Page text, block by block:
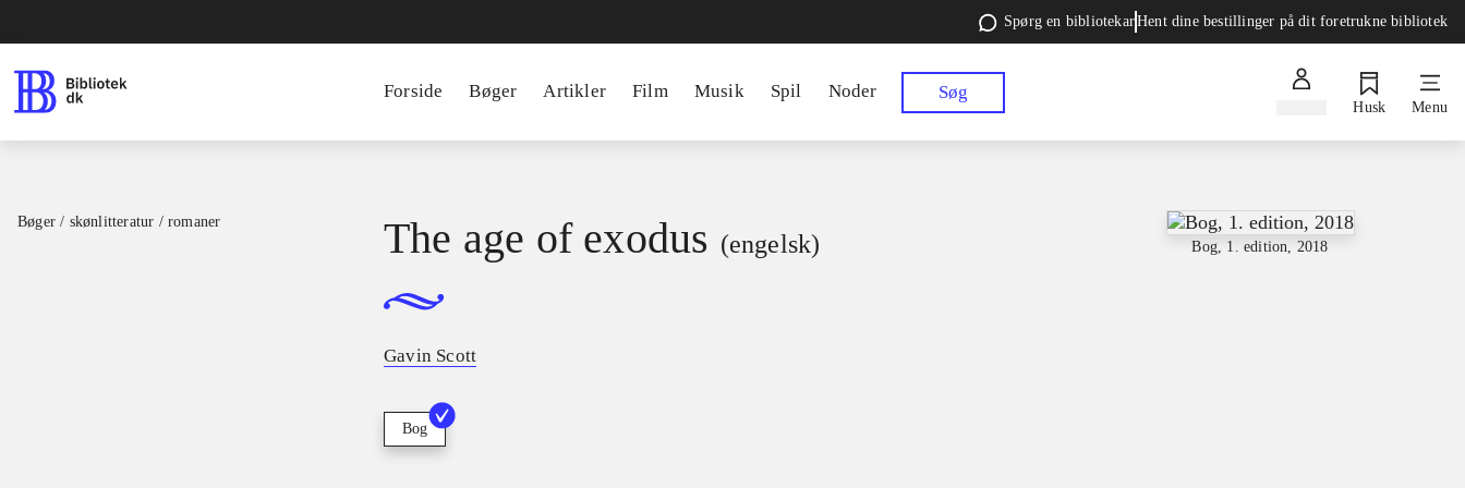
Spørg en bibliotekarHent dine bestillinger på dit foretrukne bibliotek
Forside Bøger Artikler Film Musik Spil Noder Søg
Husk Menu
Bøger / skønlitteratur / romaner
Bog, 1. edition, 2018
The age of exodus (engelsk)
Gavin Scott
Bog